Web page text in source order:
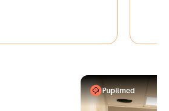
Pupilmed